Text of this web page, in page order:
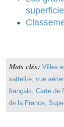
Mots clés: Villes
sattelite, vue
français, Carte de
de la France,